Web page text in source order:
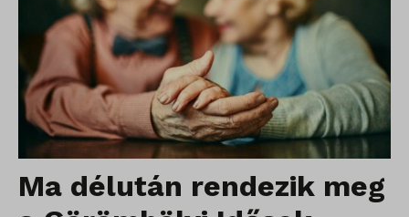
Ma délután rendezik meg